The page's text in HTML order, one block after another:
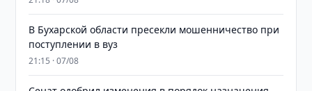
В Бухарской области пресекли мошенничество при
поступлении в вуз
21:15 · 07/08